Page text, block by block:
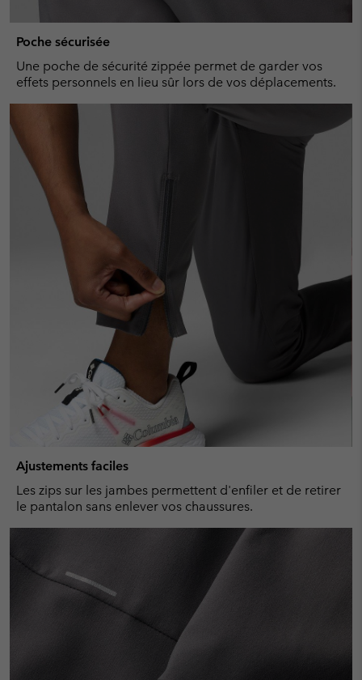
Poche sécurisée
Une poche de sécurité zippée permet de garder vos
effets personnels en lieu sûr lors de vos déplacements.
Ajustements faciles
Les zips sur les jambes permettent d'enfiler et de retirer
le pantalon sans enlever vos chaussures.